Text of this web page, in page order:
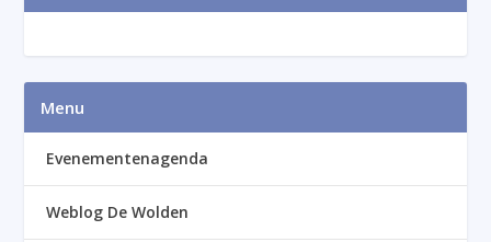
Menu
Evenementenagenda
Weblog De Wolden